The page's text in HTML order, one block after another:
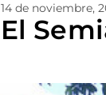
14 de noviembre,
El